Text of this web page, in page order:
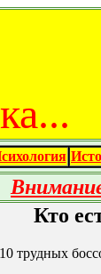
Кто
10 трудных